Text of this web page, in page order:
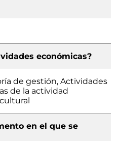
económicas?
de gestión, Actividades
de la actividad
en el que se